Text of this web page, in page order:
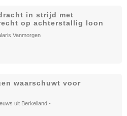
in strijd met
op achterstallig loon
Vanmorgen
waarschuwt voor
uit Berkelland -